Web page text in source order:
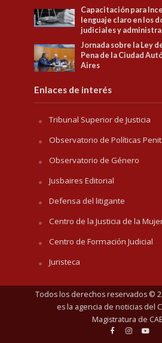
Capacitación para
lenguaje claro en los
judiciales y
Jornada sobre la Ley
Pena de la Ciudad
Aires
Enlaces de interés
Tribunal Superior de Justicia
Observatorio de Políticas
Observatorio de Género
Jusbaires Editorial
Defensa del litigante
Centro de la Justicia de la
Centro de Formación Judicial
Juristeca
Todos los derechos reservados ©
es la agencia de noticias del
Magistratura de